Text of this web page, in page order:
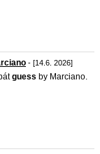
- [14.6. 2026]
guess by Marciano.